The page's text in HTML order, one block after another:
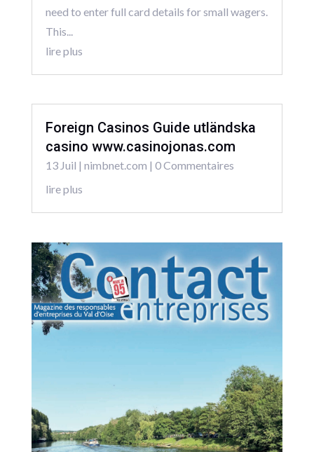
need to enter full card details for small wagers.
This...
lire plus
Foreign Casinos Guide utländska
casino www.casinojonas.com
13 Juil | nimbnet.com | 0 Commentaires
lire plus